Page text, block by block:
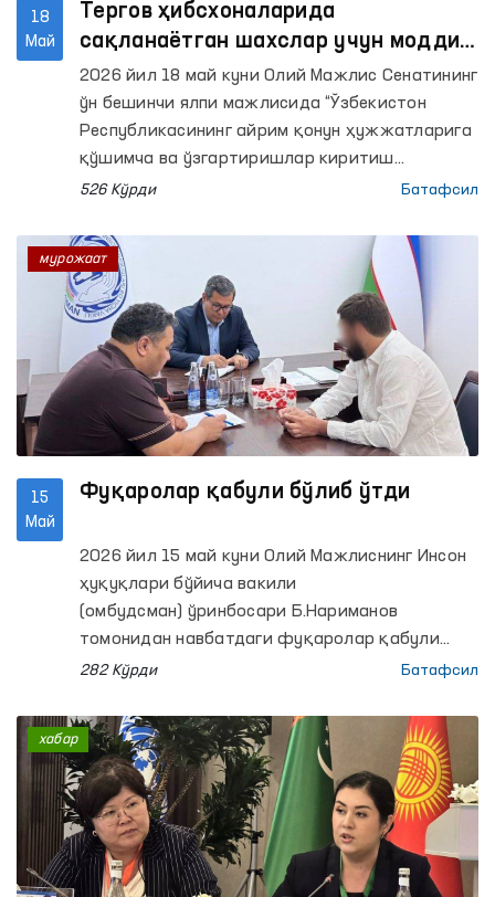
18
Май
Тергов ҳибсхоналарида
сақланаётган шахслар учун моддий
ва ҳуқуқий кафолатлар
кенгайтирилмоқда
2026 йил 18 май куни Олий Мажлис Сенатининг
ўн бешинчи ялпи мажлисида “Ўзбекистон
Республикасининг айрим қонун ҳужжатларига
қўшимча ва ўзгартиришлар киритиш
тўғрисида”ги Қонун кўриб чиқилди.
526 Кўрди Батафсил
15
Май
Фуқаролар қабули бўлиб ўтди
2026 йил 15 май куни Олий Мажлиснинг Инсон
ҳуқуқлари бўйича вакили
(омбудсман) ўринбосари Б.Нариманов
томонидан навбатдаги фуқаролар қабули
ўтказилди.
282 Кўрди Батафсил
мурожаат
хабар